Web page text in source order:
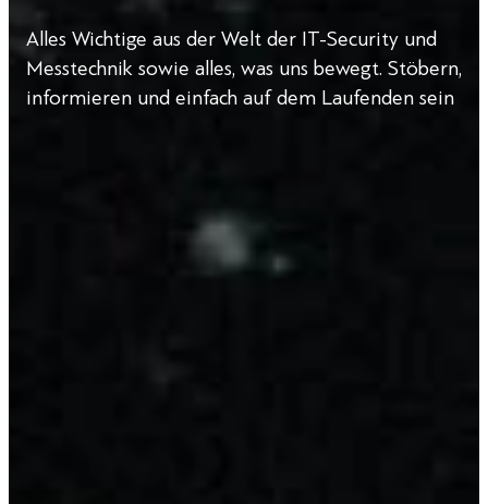
Alles Wichtige aus der Welt der IT-Security und
Messtechnik sowie alles, was uns bewegt. Stöbern,
informieren und einfach auf dem Laufenden sein